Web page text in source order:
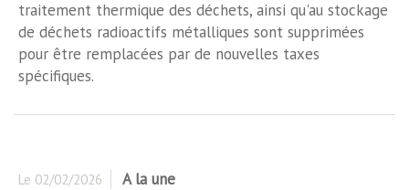
traitement thermique des déchets, ainsi qu'au stockage
de déchets radioactifs métalliques sont supprimées
pour être remplacées par de nouvelles taxes
spécifiques.
Le 02/02/2026 A la une